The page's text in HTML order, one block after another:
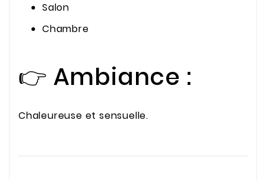
Salon
Chambre
👉 Ambiance :
Chaleureuse et sensuelle.